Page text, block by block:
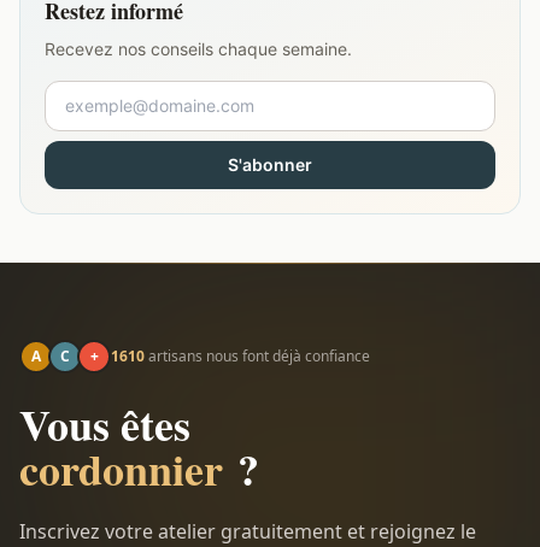
Restez informé
Recevez nos conseils chaque semaine.
S'abonner
A C + 1610artisans nous font déjà confiance
Vous êtes
cordonnier ?
Inscrivez votre atelier gratuitement et rejoignez le